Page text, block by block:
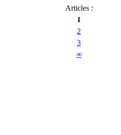
Articles :
1
2
3
∞